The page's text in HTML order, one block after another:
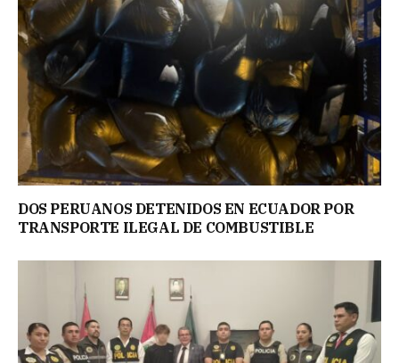
DOS PERUANOS DETENIDOS EN ECUADOR POR
TRANSPORTE ILEGAL DE COMBUSTIBLE